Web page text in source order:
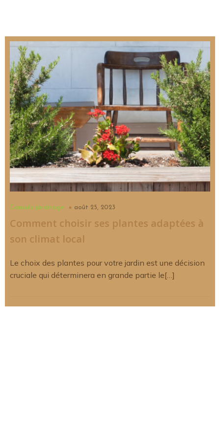
Conseils jardinage août 25, 2023
Comment choisir ses plantes adaptées à
son climat local
Le choix des plantes pour votre jardin est une décision
cruciale qui déterminera en grande partie le[…]